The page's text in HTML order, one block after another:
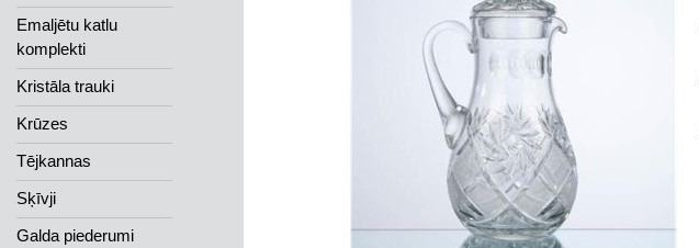
Emaljētu katlu
komplekti
Kristāla trauki
Krūzes
Tējkannas
Sķīvji
Galda piederumi